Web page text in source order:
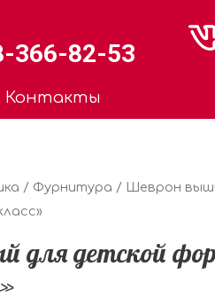
366-82-53
Контакты
/ Фурнитура / Шеврон
для детской